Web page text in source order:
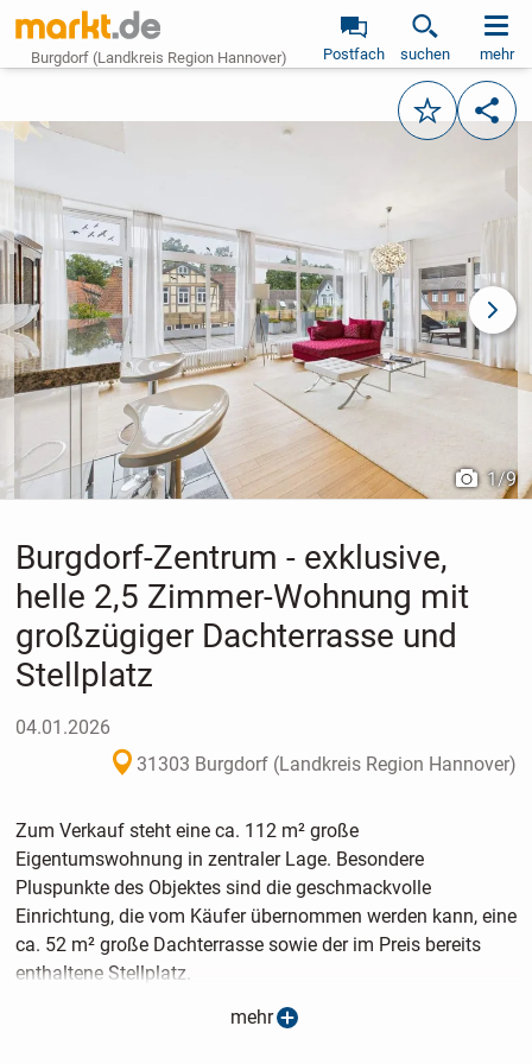
Burgdorf (Landkreis Region Hannover) Postfach suchen mehr
Merken
vorheriges Bild
1/9
Burgdorf-Zentrum - exklusive,
helle 2,5 Zimmer-Wohnung mit
großzügiger Dachterrasse und
Stellplatz
04.01.2026
31303 Burgdorf (Landkreis Region Hannover)
Zum Verkauf steht eine ca. 112 m² große
Eigentumswohnung in zentraler Lage. Besondere
Pluspunkte des Objektes sind die geschmackvolle
Einrichtung, die vom Käufer übernommen werden kann, eine
ca. 52 m² große Dachterrasse sowie der im Preis bereits
enthaltene Stellplatz.
Vom gepflegten Treppenhaus gelangen Sie in die in der
mehr